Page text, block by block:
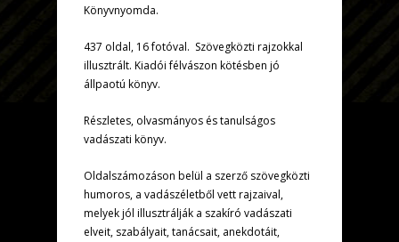
Könyvnyomda.
437 oldal, 16 fotóval. Szövegközti rajzokkal
illusztrált. Kiadói félvászon kötésben jó
állpaotú könyv.
Részletes, olvasmányos és tanulságos
vadászati könyv.
Oldalszámozáson belül a szerző szövegközti
humoros, a vadászéletből vett rajzaival,
melyek jól illusztrálják a szakíró vadászati
elveit, szabályait, tanácsait, anekdotáit,